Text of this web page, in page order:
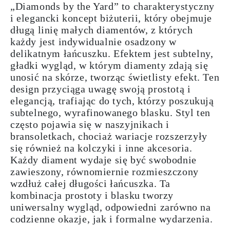
„Diamonds by the Yard” to charakterystyczny
i elegancki koncept biżuterii, który obejmuje
długą linię małych diamentów, z których
każdy jest indywidualnie osadzony w
delikatnym łańcuszku. Efektem jest subtelny,
gładki wygląd, w którym diamenty zdają się
unosić na skórze, tworząc świetlisty efekt. Ten
design przyciąga uwagę swoją prostotą i
elegancją, trafiając do tych, którzy poszukują
subtelnego, wyrafinowanego blasku. Styl ten
często pojawia się w naszyjnikach i
bransoletkach, chociaż wariacje rozszerzyły
się również na kolczyki i inne akcesoria.
Każdy diament wydaje się być swobodnie
zawieszony, równomiernie rozmieszczony
wzdłuż całej długości łańcuszka. Ta
kombinacja prostoty i blasku tworzy
uniwersalny wygląd, odpowiedni zarówno na
codzienne okazje, jak i formalne wydarzenia.